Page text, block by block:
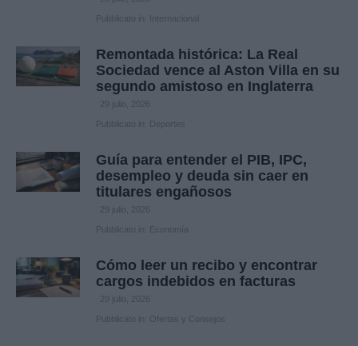
Pubblicato in: Internacional
Remontada histórica: La Real
Sociedad vence al Aston Villa en su
segundo amistoso en Inglaterra
Pubblicato in: Deportes
Guía para entender el PIB, IPC,
desempleo y deuda sin caer en
titulares engañosos
Pubblicato in: Economía
Cómo leer un recibo y encontrar
cargos indebidos en facturas
Pubblicato in: Ofertas y Consejos